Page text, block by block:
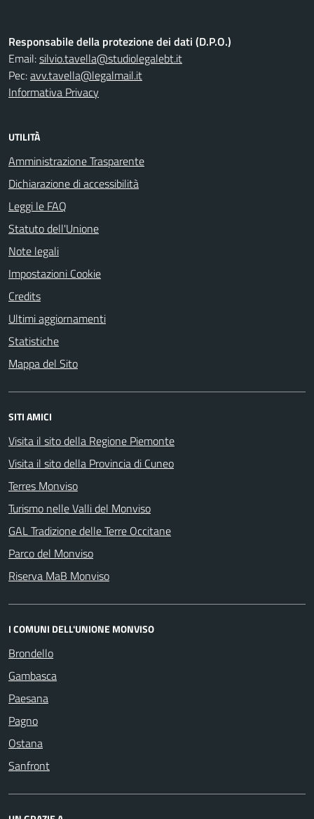
Responsabile della protezione dei dati (D.P.O.)
Email:silvio.tavella@studiolegalebt.it
Pec:avv.tavella@legalmail.it
Informativa Privacy
UTILITÀ
Amministrazione Trasparente
Dichiarazione di accessibilità
Leggi le FAQ
Statuto dell'Unione
Note legali
Impostazioni Cookie
Credits
Ultimi aggiornamenti
Statistiche
Mappa del Sito
SITI AMICI
Visita il sito della Regione Piemonte
Visita il sito della Provincia di Cuneo
Terres Monviso
Turismo nelle Valli del Monviso
GAL Tradizione delle Terre Occitane
Parco del Monviso
Riserva MaB Monviso
I COMUNI DELL'UNIONE MONVISO
Brondello
Gambasca
Paesana
Pagno
Ostana
Sanfront